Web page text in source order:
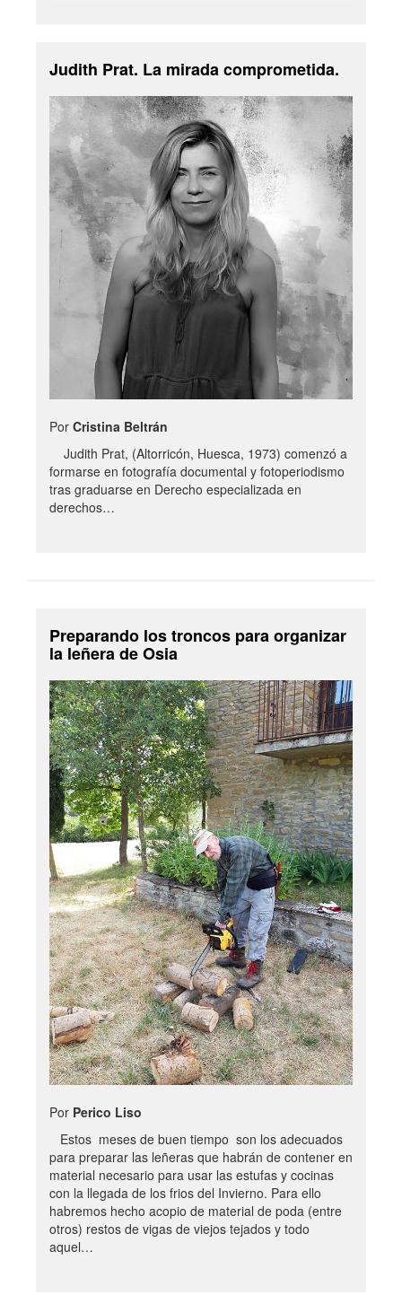
Judith Prat. La mirada comprometida.
Por Cristina Beltrán
Judith Prat, (Altorricón, Huesca, 1973) comenzó a
formarse en fotografía documental y fotoperiodismo
tras graduarse en Derecho especializada en
derechos…
Preparando los troncos para organizar
la leñera de Osia
Por Perico Liso
Estos meses de buen tiempo son los adecuados
para preparar las leñeras que habrán de contener en
material necesario para usar las estufas y cocinas
con la llegada de los frios del Invierno. Para ello
habremos hecho acopio de material de poda (entre
otros) restos de vigas de viejos tejados y todo
aquel…